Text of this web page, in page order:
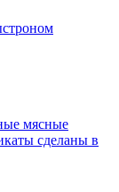
мясные
сделаны в